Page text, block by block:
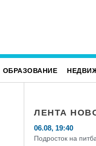
ОБРАЗОВАНИЕ
ЛЕНТА
06.08, 19:40
Подросток на